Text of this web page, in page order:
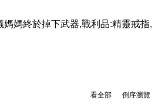
媽終於掉下武器,戰利品:精靈戒指,
倒序瀏覽
看全部